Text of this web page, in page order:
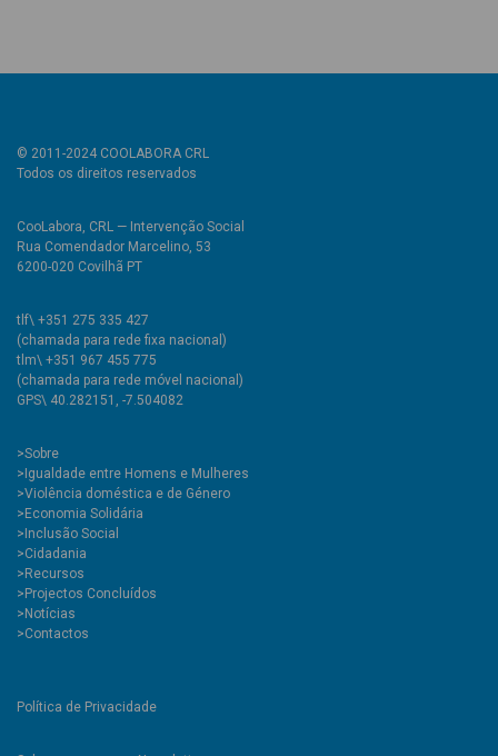
© 2011-2024 COOLABORA CRL
Todos os direitos reservados
CooLabora, CRL — Intervenção Social
Rua Comendador Marcelino, 53
6200-020 Covilhã PT
tlf\ +351 275 335 427
(chamada para rede fixa nacional)
tlm\ +351 967 455 775
(chamada para rede móvel nacional)
GPS\ 40.282151, -7.504082
>Sobre
>Igualdade entre Homens e Mulheres
>Violência doméstica e de Género
>Economia Solidária
>Inclusão Social
>Cidadania
>Recursos
>Projectos Concluídos
>Notícias
>Contactos
Política de Privacidade